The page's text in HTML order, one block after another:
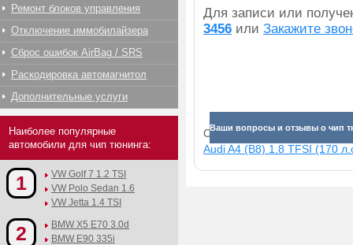
Для записи или
3456 или Закажите
Ваши вопросы и отзывы о чип
Смотрите прибавки для
Audi A4 (B8) 1.8 TFSI (170
Ремонт блоков управления
Отключение иммобилайзера
Сброс ошибок AirBag / SRS
Раскодировка автомагнитол
Дополнительные услуги
Наиболее популярные
автомобили для чип тюнинга:
1
VW Golf 7 1.2 TSI
VW Polo Sedan 1.6
VW Jetta 1.4 TSI
2
BMW X5 E70 3.0d
BMW E90 335i